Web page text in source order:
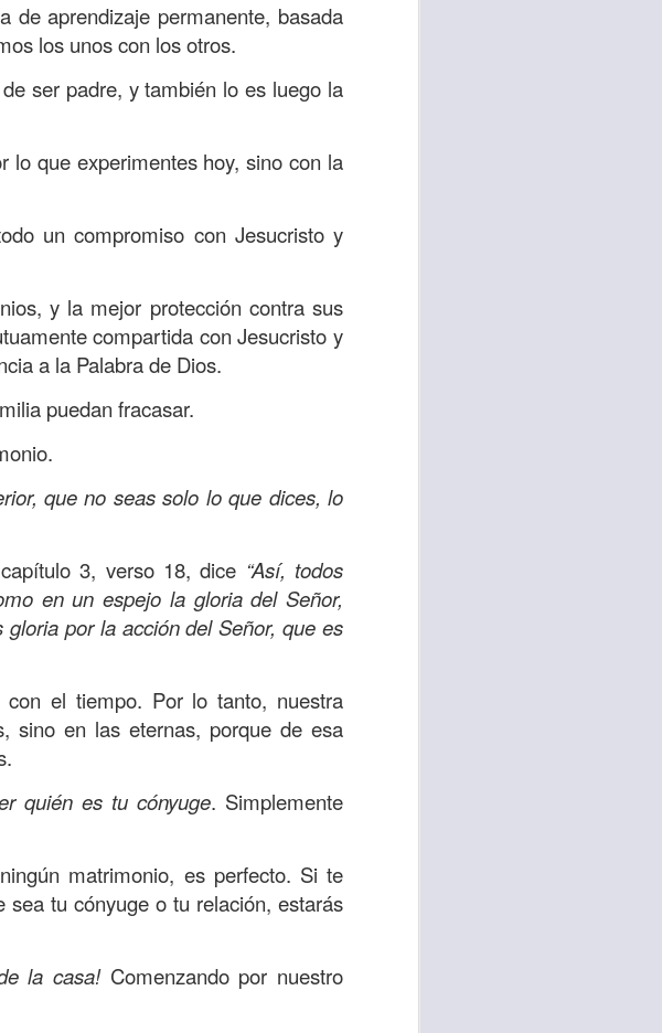
de aprendizaje permanente, basada
los unos con los otros.
ser padre, y también lo es luego la
lo que experimentes hoy, sino con la
un compromiso con Jesucristo y
y la mejor protección contra sus
compartida con Jesucristo y
a la Palabra de Dios.
puedan fracasar.
que no seas solo lo que dices, lo
3, verso 18, dice “Así, todos
en un espejo la gloria del Señor,
por la acción del Señor, que es
el tiempo. Por lo tanto, nuestra
sino en las eternas, porque de esa
quién es tu cónyuge. Simplemente
matrimonio, es perfecto. Si te
tu cónyuge o tu relación, estarás
la casa!Comenzando por nuestro
y tal vez tú también tengas
ellos ese amor significó inversión
personales por estar en casa y dar
¿En qué lugar está el amor hacia
conoce como la lista de los deberes
para llevar una vida correcta.
sea sin fingimiento. Aborreced lo
pero eso también significa que
de amor en los corazones de
o chocolates;
es una decisión de
Dios; se alegra el corazón de los
de vivir, se revive el propósito de
hasta vivir unidos en familia
consideras importantes en tu
manera de Dios y de amar como
has restaurado y nos das propósito;
amor, aquel que es sin fingimiento,
sin condiciones; lo declaro en el
seguid lo bueno
”. Romanos 12:9